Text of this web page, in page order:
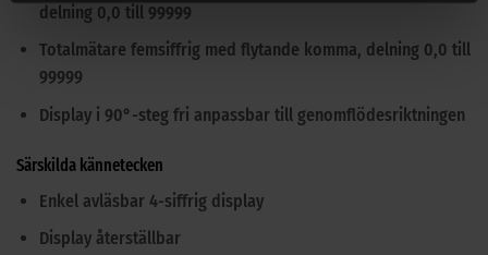
delning 0,0 till 99999
Totalmätare femsiffrig med flytande komma, delning 0,0 till
99999
Display i 90°-steg fri anpassbar till genomflödesriktningen
Särskilda kännetecken
Enkel avläsbar 4-siffrig display
Display återställbar